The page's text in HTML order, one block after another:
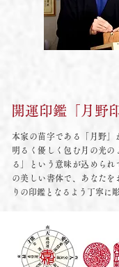
開運印鑑「月野
本家の苗字である「月野」
明るく優しく包む月の光の
る」という意味が込められ
の美しい書体で、あなたを
りの印鑑となるよう丁寧に